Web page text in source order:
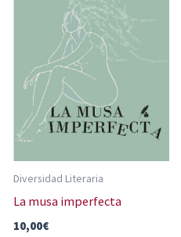
Diversidad Literaria
La musa imperfecta
10,00€